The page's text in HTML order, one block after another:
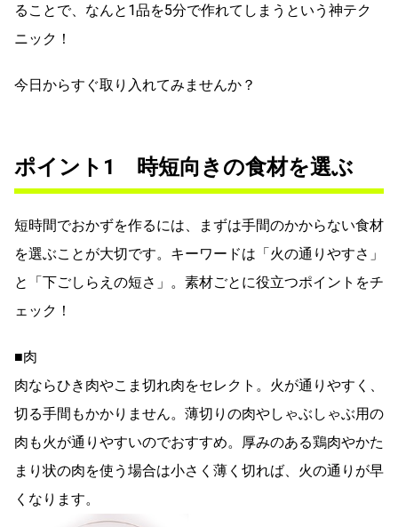
ることで、なんと1品を5分で作れてしまうという神テク
ニック！
今日からすぐ取り入れてみませんか？
ポイント1 時短向きの食材を選ぶ
短時間でおかずを作るには、まずは手間のかからない食材
を選ぶことが大切です。キーワードは「火の通りやすさ」
と「下ごしらえの短さ」。素材ごとに役立つポイントをチ
ェック！
■肉
肉ならひき肉やこま切れ肉をセレクト。火が通りやすく、
切る手間もかかりません。薄切りの肉やしゃぶしゃぶ用の
肉も火が通りやすいのでおすすめ。厚みのある鶏肉やかた
まり状の肉を使う場合は小さく薄く切れば、火の通りが早
くなります。